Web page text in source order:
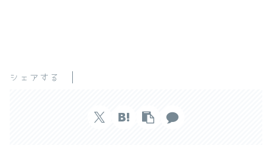
シェアする